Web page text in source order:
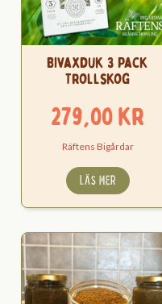
Bivaxduk 3 Pack
Trollskog
279,00kr
Räftens Bigårdar
LÄS MER